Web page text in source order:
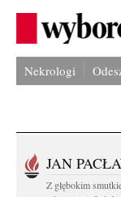
Nekrologi
JAN
Z głębokim